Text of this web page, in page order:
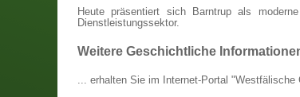
Heute präsentiert sich Barntrup als
Dienstleistungssektor.
Weitere Geschichtliche
... erhalten Sie im Internet-Portal "Westfälische